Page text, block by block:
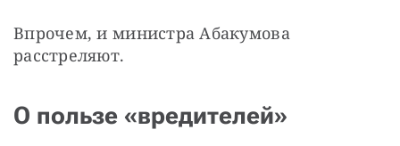
Впрочем, и министра Абакумова
расстреляют.
О пользе «вредителей»